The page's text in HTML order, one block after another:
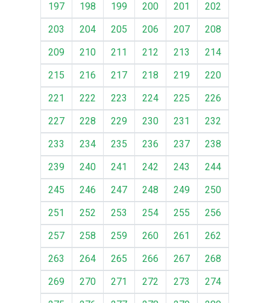
197
198 199 200 201
202
203
204 205 206 207
208
209
210 211 212 213
214
215
216 217 218 219
220
221
222 223 224 225
226
227
228 229 230 231
232
233
234 235 236 237
238
239
240 241 242 243
244
245
246 247 248 249
250
251
252 253 254 255
256
257
258 259 260 261
262
263
264 265 266 267
268
269
270 271 272 273
274